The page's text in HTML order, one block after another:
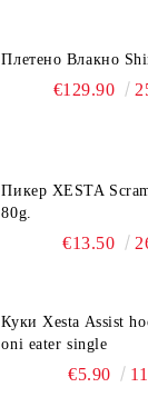
Плетено Влакно
€129.90
Пикер XESTA
80g.
€13.50
Куки Xesta Assist
oni eater single
€5.90